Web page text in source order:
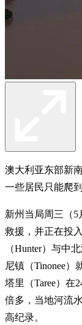
澳大利亚东部新
一些居民只能爬
新州当局周三（5
救援，并正在投
（Hunter）与中
尼镇（Tinonee）
塔里（Taree）在
倍多，当地河流
高纪录。